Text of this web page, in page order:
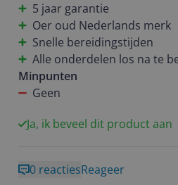
Een groot voordeel van deze
dat alle onderdelen
Mocht er na verloop van tijd
beschadigd raken, dan hoef je
compleet nieuw apparaat
In plaats daarvan kun je
keuze.
5 jaar garantie
Oer oud Nederlands merk
Snelle bereidingstijden
Alle onderdelen los na te
Minpunten
Geen
Ja, ik beveel dit product aan
0 reactiesReageer